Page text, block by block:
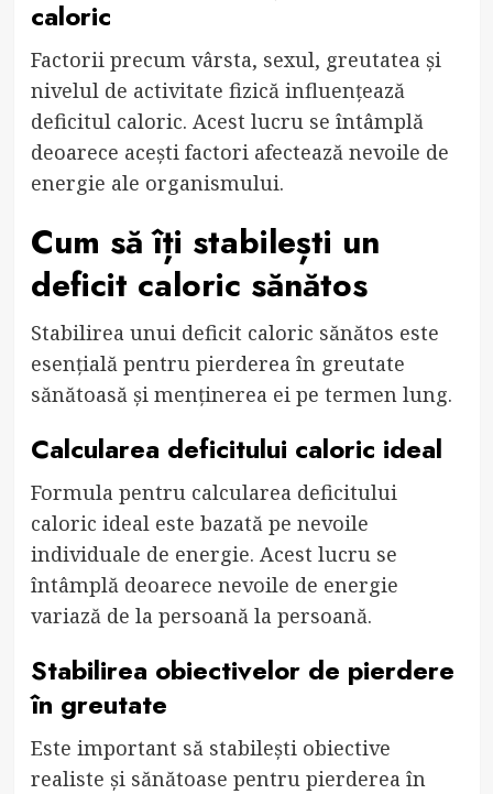
caloric
Factorii precum vârsta, sexul, greutatea și
nivelul de activitate fizică influențează
deficitul caloric. Acest lucru se întâmplă
deoarece acești factori afectează nevoile de
energie ale organismului.
Cum să îți stabilești un
deficit caloric sănătos
Stabilirea unui deficit caloric sănătos este
esențială pentru pierderea în greutate
sănătoasă și menținerea ei pe termen lung.
Calcularea deficitului caloric ideal
Formula pentru calcularea deficitului
caloric ideal este bazată pe nevoile
individuale de energie. Acest lucru se
întâmplă deoarece nevoile de energie
variază de la persoană la persoană.
Stabilirea obiectivelor de pierdere
în greutate
Este important să stabilești obiective
realiste și sănătoase pentru pierderea în